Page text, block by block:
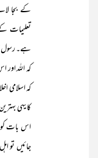
کے بجا
تعلیمات
ہے۔ رسول
کہ اللہ
کہ اسلامی
کا یہی
اس بات کو
جائیں تو